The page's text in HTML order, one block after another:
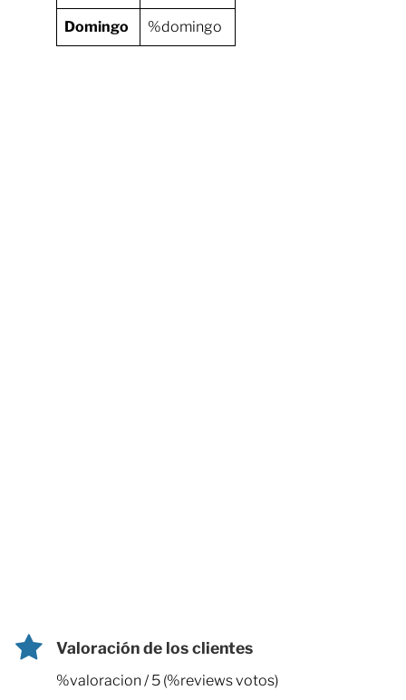
Domingo %domingo
Valoración de los clientes
%valoracion / 5 (%reviews votos)